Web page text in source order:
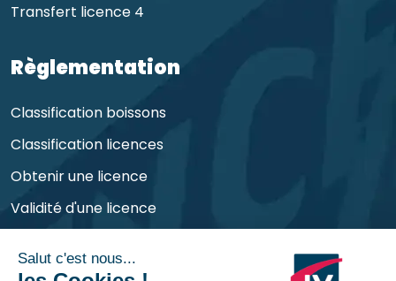
Transfert licence 4
Règlementation
Classification boissons
Classification licences
Obtenir une licence
Validité d'une licence